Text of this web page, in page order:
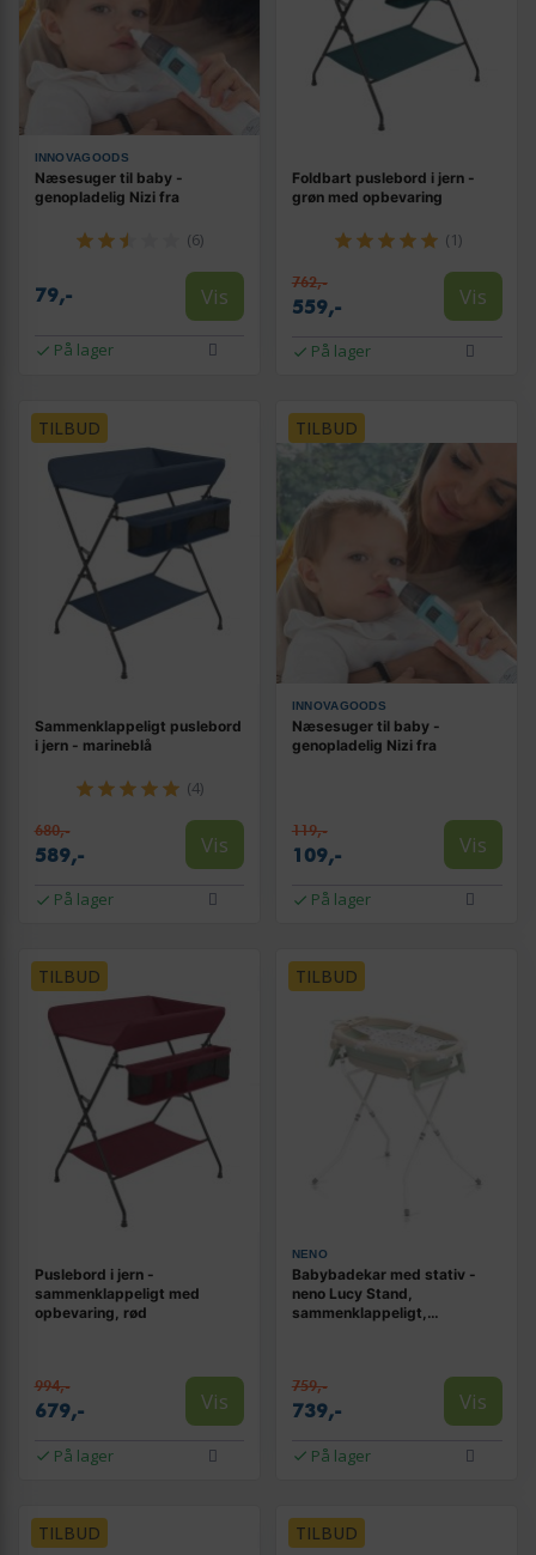
INNOVAGOODS
Næsesuger til baby -
genopladelig Nizi fra
(6)
79,- Vis
På lager
Foldbart puslebord i jern -
grøn med opbevaring
(1)
762,-
559,- Vis
På lager
TILBUD
Sammenklappeligt puslebord
i jern - marineblå
(4)
680,-
589,- Vis
På lager
TILBUD
INNOVAGOODS
Næsesuger til baby -
genopladelig Nizi fra
119,-
109,- Vis
På lager
TILBUD
Puslebord i jern -
sammenklappeligt med
opbevaring, rød
994,-
679,- Vis
På lager
TILBUD
NENO
Babybadekar med stativ -
neno Lucy Stand,
sammenklappeligt,
759,-
739,- Vis
På lager
TILBUD TILBUD